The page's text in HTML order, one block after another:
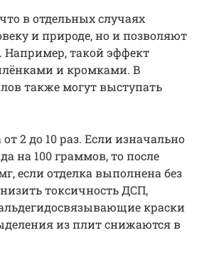
в отдельных случаях
и природе, но и позволяют
такой эффект
и кромками. В
также могут выступать
2 до 10 раз. Если изначально
на 100 граммов, то после
если отделка выполнена без
токсичность ДСП,
краски
из плит снижаются в